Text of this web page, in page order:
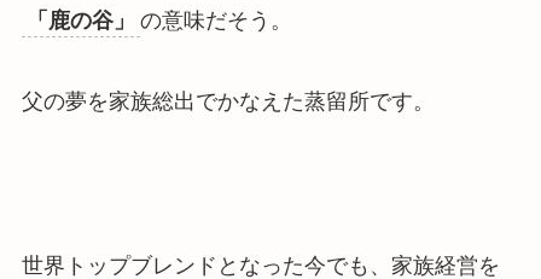
「鹿の谷」
の意味だそう。
父の夢を家族総出でかなえた蒸留所です。
世界トップブレンドとなった今でも、家族経営を